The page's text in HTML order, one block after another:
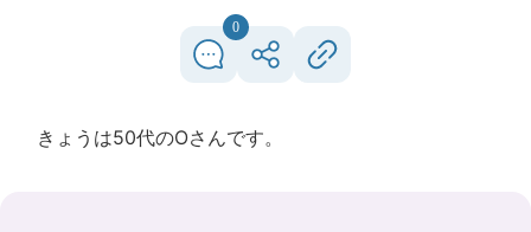
0
きょうは50代のOさんです。